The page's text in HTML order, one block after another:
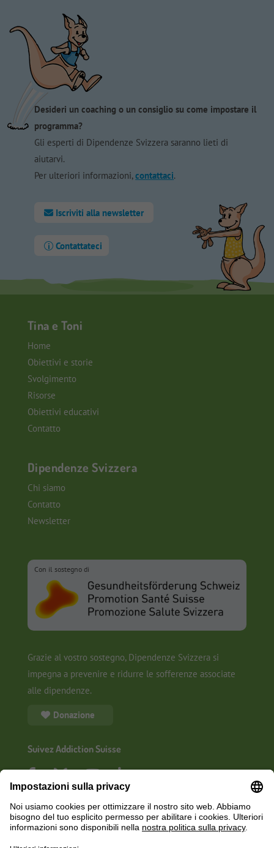
Desideri un coaching o un consiglio su come impostare il
programma?
Gli esperti di Dipendenze Svizzera saranno lieti di
aiutarvi.
Per ulteriori informazioni,contattaci.
Iscriviti alla newsletter
Contattateci
Tina e Toni
Home
Obiettivi e storie
Svolgimento
Risorse
Obiettivi educativi
Contatto
Dipendenze Svizzera
Chi siamo
Contatto
Newsletter
Con il sostegno di
Grazie al vostro sostegno, Dipendenze Svizzera si
impegna a prevenire e ridurre le sofferenze associate
alle dipendenze.
Donazione
Suivez Addiction Suisse